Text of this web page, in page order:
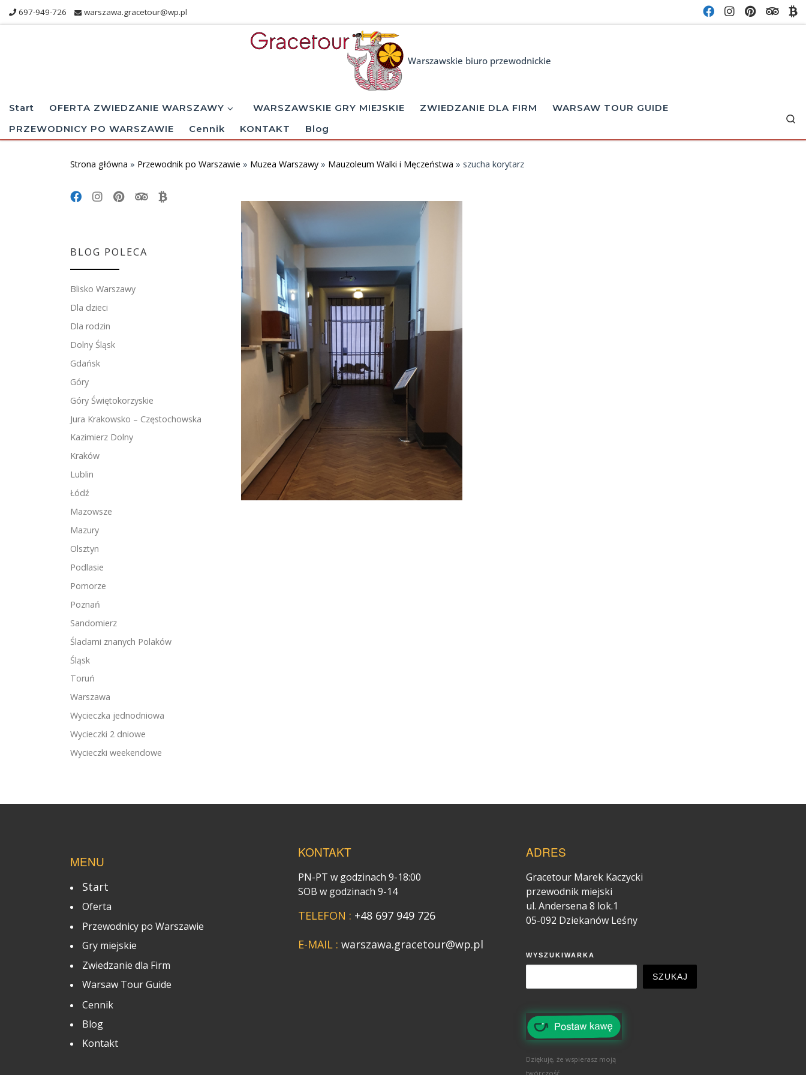
Skip to content
697-949-726 warszawa.gracetour@wp.pl
Warszawskie biuro przewodnickie
Start OFERTA ZWIEDZANIE WARSZAWY WARSZAWSKIE GRY MIEJSKIE ZWIEDZANIE DLA FIRM
WARSAW TOUR GUIDE
PRZEWODNICY PO WARSZAWIE
Cennik KONTAKT Blog
Strona główna » Przewodnik po Warszawie » Muzea Warszawy » Mauzoleum Walki i Męczeństwa » szucha korytarz
BLOG POLECA
Blisko Warszawy
Dla dzieci
Dla rodzin
Dolny Śląsk
Gdańsk
Góry
Góry Świętokorzyskie
Jura Krakowsko – Częstochowska
Kazimierz Dolny
Kraków
Lublin
Łódź
Mazowsze
Mazury
Olsztyn
Podlasie
Pomorze
Poznań
Sandomierz
Śladami znanych Polaków
Śląsk
Toruń
Warszawa
Wycieczka jednodniowa
Wycieczki 2 dniowe
Wycieczki weekendowe
MENU
Start
Oferta
Przewodnicy po Warszawie
Gry miejskie
Zwiedzanie dla Firm
Warsaw Tour Guide
Cennik
Blog
Kontakt
KONTAKT
PN-PT w godzinach 9-18:00
SOB w godzinach 9-14
TELEFON : +48 697 949 726
E-MAIL : warszawa.gracetour@wp.pl
ADRES
Gracetour Marek Kaczycki
przewodnik miejski
ul. Andersena 8 lok.1
05-092 Dziekanów Leśny
WYSZUKIWARKA
SZUKAJ
Dziękuję, że wspierasz moją
twórczość